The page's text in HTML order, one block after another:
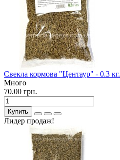
Свекла кормова "Центаур" - 0.3 кг.
Много
70.00 грн.
Купить
Лидер продаж!